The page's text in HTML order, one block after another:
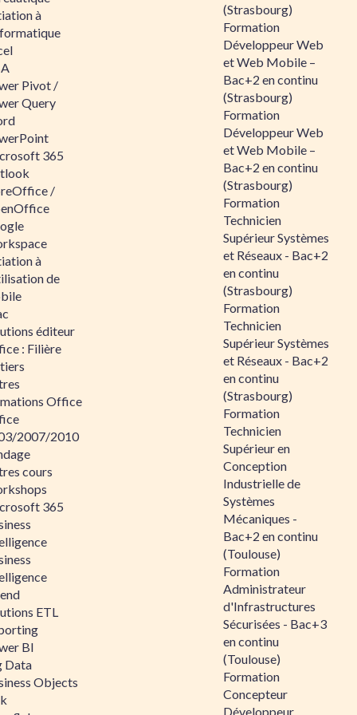
à
Pivot /
Query
365
/
à
de
éditeur
: Filière
Office
2007/2010
cours
365
ETL
BI
Data
Objects
(Strasbourg)
Formation
Développeur Web
et Web Mobile –
Bac+2 en continu
(Strasbourg)
Formation
Développeur Web
et Web Mobile –
Bac+2 en continu
(Strasbourg)
Formation
Technicien
Supérieur Systèmes
et Réseaux - Bac+2
en continu
(Strasbourg)
Formation
Technicien
Supérieur Systèmes
et Réseaux - Bac+2
en continu
(Strasbourg)
Formation
Technicien
Supérieur en
Conception
Industrielle de
Systèmes
Mécaniques -
Bac+2 en continu
(Toulouse)
Formation
Administrateur
d'Infrastructures
Sécurisées - Bac+3
en continu
(Toulouse)
Formation
Concepteur
Développeur